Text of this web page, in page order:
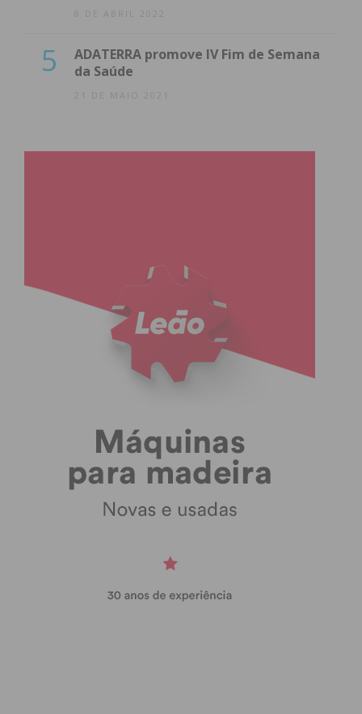
8 DE ABRIL 2022
5
ADATERRA promove IV Fim de Semana
da Saúde
21 DE MAIO 2021